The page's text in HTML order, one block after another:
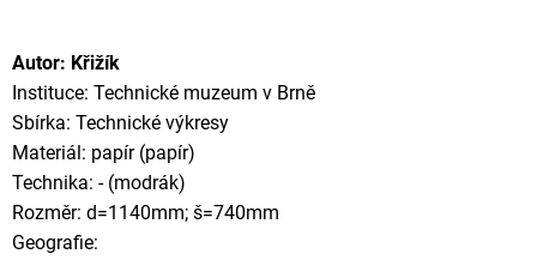
Autor: Křižík
Instituce: Technické muzeum v Brně
Sbírka: Technické výkresy
Materiál: papír (papír)
Technika: - (modrák)
Rozměr: d=1140mm; š=740mm
Geografie: